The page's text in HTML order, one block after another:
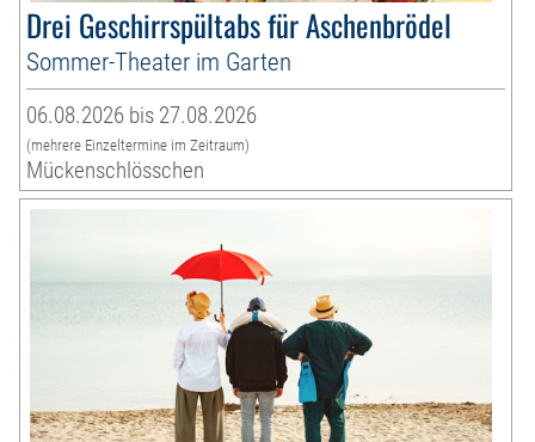
Drei Geschirrspültabs für Aschenbrödel
Sommer-Theater im Garten
06.08.2026 bis 27.08.2026
(mehrere Einzeltermine im Zeitraum)
Mückenschlösschen